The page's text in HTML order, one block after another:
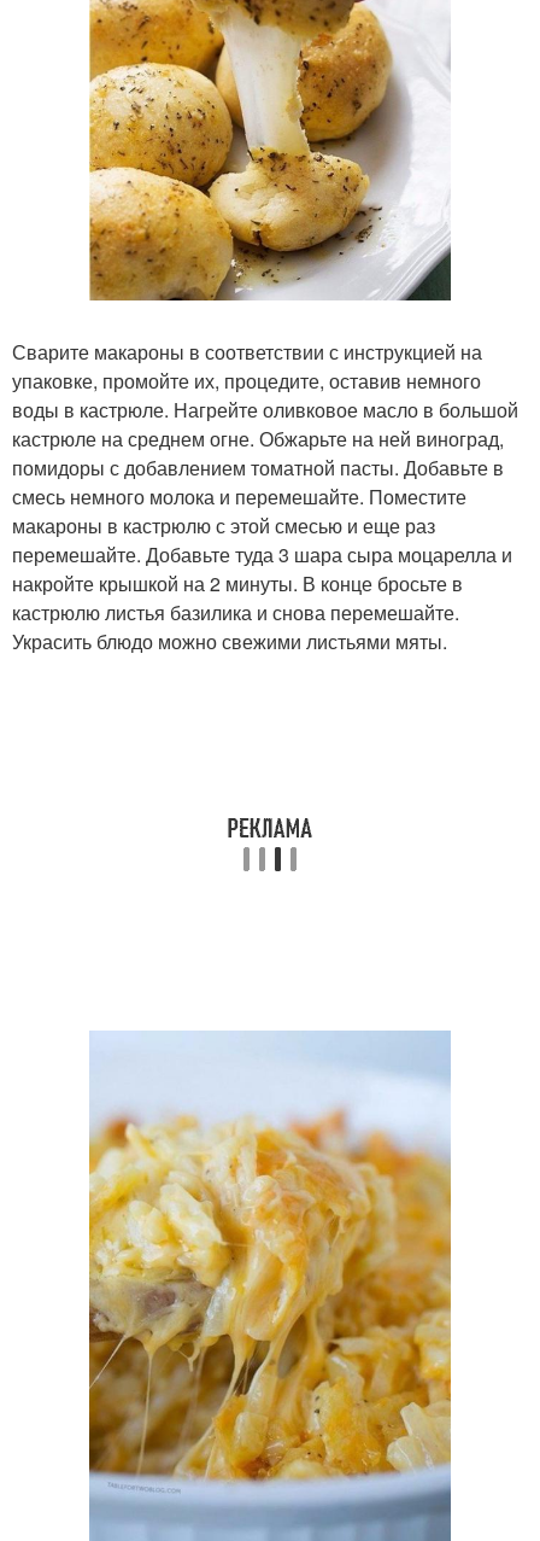
Сварите макароны в соответствии с инструкцией на
упаковке, промойте их, процедите, оставив немного
воды в кастрюле. Нагрейте оливковое масло в большой
кастрюле на среднем огне. Обжарьте на ней виноград,
помидоры с добавлением томатной пасты. Добавьте в
смесь немного молока и перемешайте. Поместите
макароны в кастрюлю с этой смесью и еще раз
перемешайте. Добавьте туда 3 шара сыра моцарелла и
накройте крышкой на 2 минуты. В конце бросьте в
кастрюлю листья базилика и снова перемешайте.
Украсить блюдо можно свежими листьями мяты.